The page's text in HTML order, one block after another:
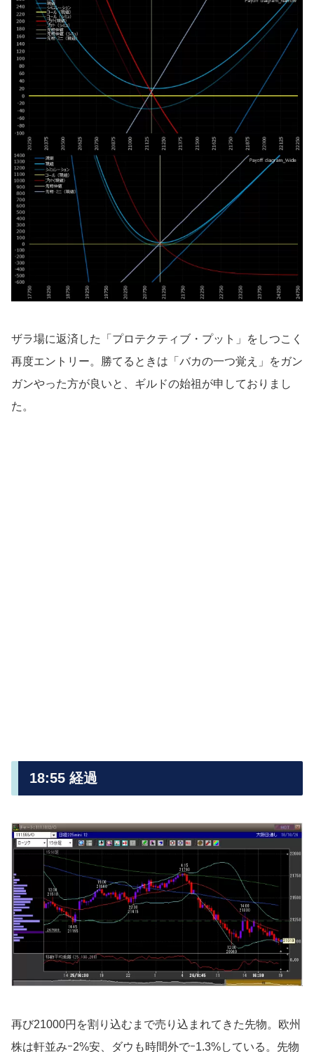
ザラ場に返済した「プロテクティブ・プット」をしつこく
再度エントリー。勝てるときは「バカの一つ覚え」をガン
ガンやった方が良いと、ギルドの始祖が申しておりまし
た。
18:55 経過
再び21000円を割り込むまで売り込まれてきた先物。欧州
株は軒並みｰ2%安、ダウも時間外でｰ1.3%している。先物